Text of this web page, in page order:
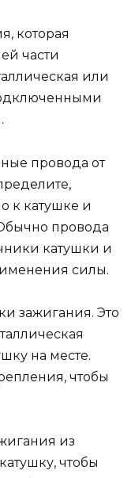
которая
части
или
провода от
к катушке и
провода
катушки и
силы.
зажигания. Это
на месте.
чтобы
из
чтобы